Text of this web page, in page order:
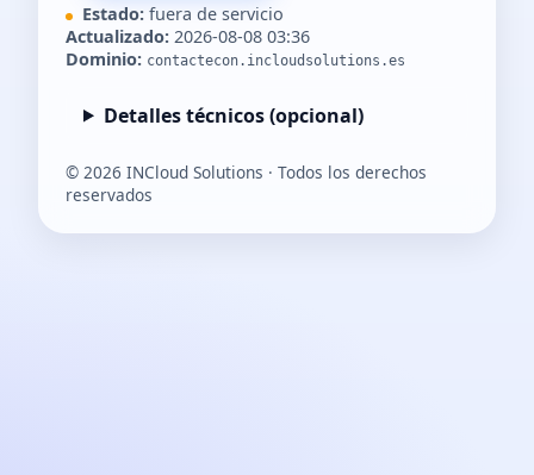
Estado: fuera de servicio
Actualizado: 2026-08-08 03:36
Dominio: contactecon.incloudsolutions.es
Detalles técnicos (opcional)
© 2026 INCloud Solutions · Todos los derechos
reservados